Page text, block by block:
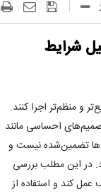
شرایط
و منظم‌تر اجرا کنند.
احساسی مانند
تضمین‌شده نیست و
در این مطلب بررسی
کند و استفاده از